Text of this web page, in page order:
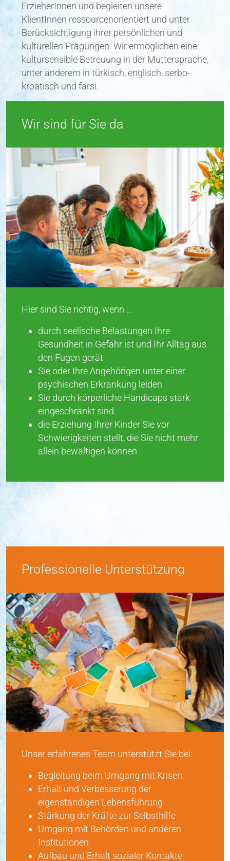
KlientInnen ressourcenorientiert und unter
Berücksichtigung ihrer persönlichen und
kulturellen Prägungen. Wir ermöglichen eine
kultursensible Betreuung in der Muttersprache,
unter anderem in türkisch, englisch, serbo-
kroatisch und farsi.
durch seelische Belastungen Ihre
Gesundheit in Gefahr ist und Ihr Alltag aus
den Fugen gerät
Sie oder Ihre Angehörigen unter einer
psychischen Erkrankung leiden
Sie durch körperliche Handicaps stark
eingeschränkt sind
die Erziehung Ihrer Kinder Sie vor
Schwierigkeiten stellt, die Sie nicht mehr
allein bewältigen können
Erhalt und Verbesserung der
eigenständigen Lebensführung
Stärkung der Kräfte zur Selbsthilfe
Umgang mit Behörden und anderen
Institutionen
Aufbau und Erhalt sozialer Kontakte
Freizeitgestaltung